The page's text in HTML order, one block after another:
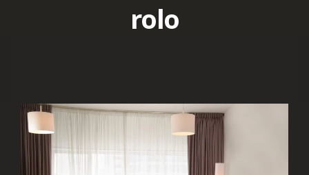
rolo